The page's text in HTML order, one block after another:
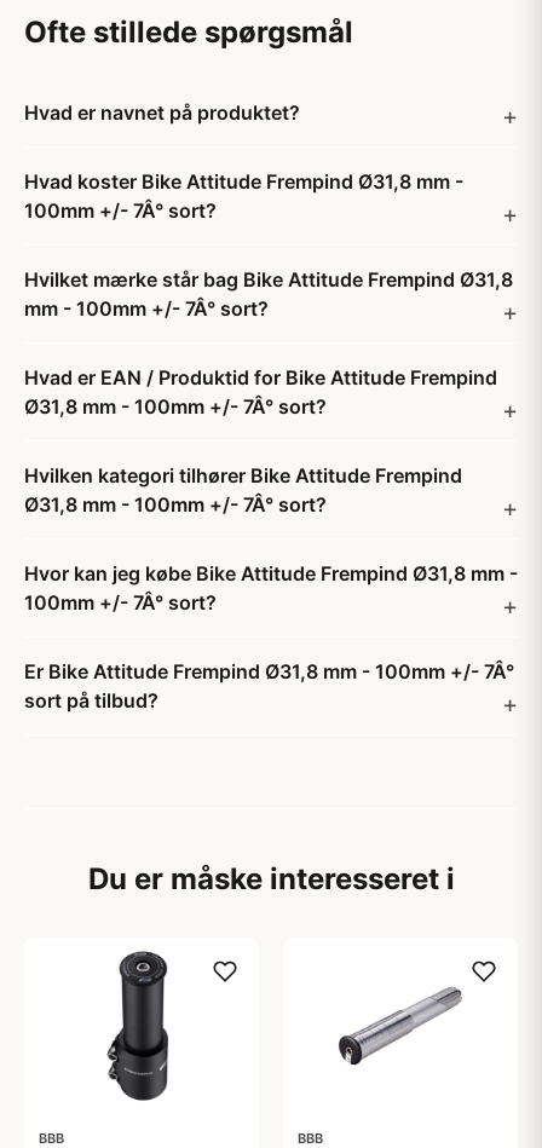
Ofte stillede spørgsmål
Hvad er navnet på produktet?
Hvad koster Bike Attitude Frempind Ø31,8 mm -
100mm +/- 7Â° sort?
Hvilket mærke står bag Bike Attitude Frempind Ø31,8
mm - 100mm +/- 7Â° sort?
Hvad er EAN / Produktid for Bike Attitude Frempind
Ø31,8 mm - 100mm +/- 7Â° sort?
Hvilken kategori tilhører Bike Attitude Frempind
Ø31,8 mm - 100mm +/- 7Â° sort?
Hvor kan jeg købe Bike Attitude Frempind Ø31,8 mm -
100mm +/- 7Â° sort?
Er Bike Attitude Frempind Ø31,8 mm - 100mm +/- 7Â°
sort på tilbud?
Du er måske interesseret i
BBB BBB